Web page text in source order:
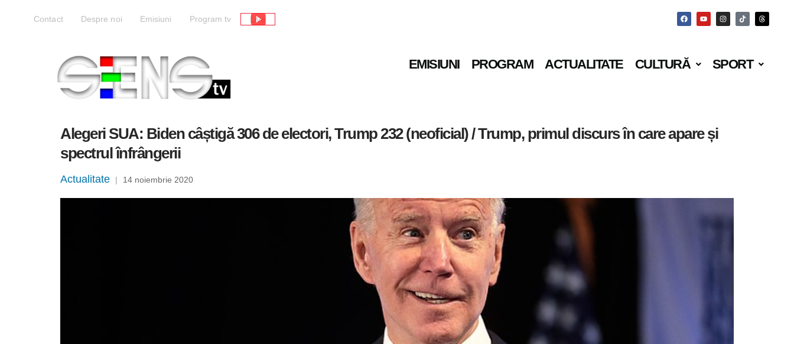
Contact Despre noi Emisiuni Program tv Live
EMISIUNI PROGRAM ACTUALITATE CULTURĂ SPORT
Alegeri SUA: Biden câștigă 306 de electori, Trump 232 (neoficial) / Trump, primul discurs în care apare și
spectrul înfrângerii
Actualitate | 14 noiembrie 2020